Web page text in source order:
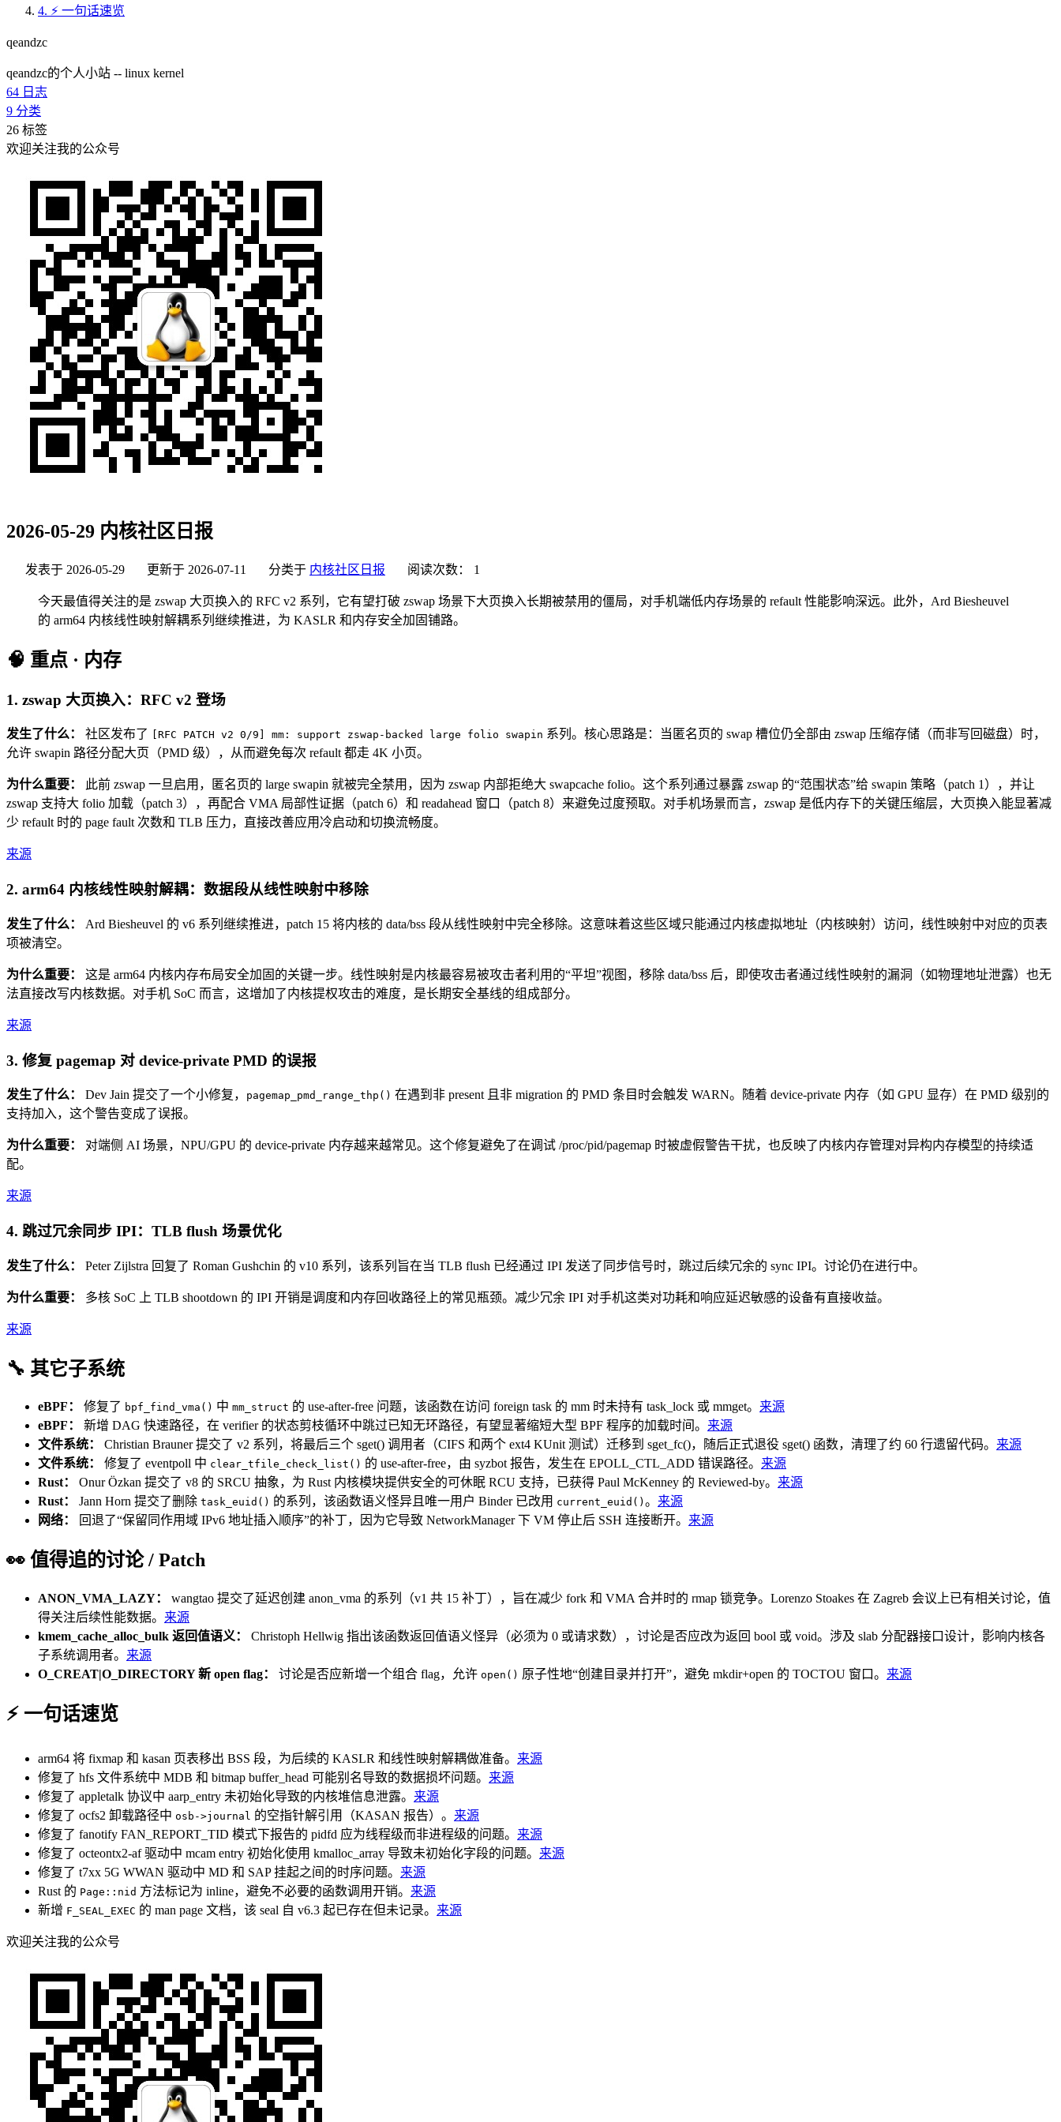
4. ⚡ 一句话速览
qeandzc
qeandzc的个人小站 -- linux kernel
64 日志
9 分类
26 标签
欢迎关注我的公众号
2026-05-29 内核社区日报
发表于 2026-05-29 更新于 2026-07-11 分类于 内核社区日报 阅读次数： 1
今天最值得关注的是 zswap 大页换入的 RFC v2 系列，它有望打破 zswap 场景下大页换入长期被禁用的僵局，对手机端低内存场景的 refault 性能影响深远。此外，Ard Biesheuvel
的 arm64 内核线性映射解耦系列继续推进，为 KASLR 和内存安全加固铺路。
🧠 重点 · 内存
1. zswap 大页换入：RFC v2 登场
发生了什么： 社区发布了 [RFC PATCH v2 0/9] mm: support zswap-backed large folio swapin 系列。核心思路是：当匿名页的 swap 槽位仍全部由 zswap 压缩存储（而非写回磁盘）时，
允许 swapin 路径分配大页（PMD 级），从而避免每次 refault 都走 4K 小页。
为什么重要：
此前 zswap 一旦启用，匿名页的 large swapin 就被完全禁用，因为 zswap 内部拒绝大 swapcache folio。这个系列通过暴露 zswap 的“范围状态”给 swapin 策略（patch 1），并让
zswap 支持大 folio 加载（patch 3），再配合 VMA 局部性证据（patch 6）和 readahead 窗口（patch 8）来避免过度预取。对手机场景而言，zswap 是低内存下的关键压缩层，大页换入能显著减
少 refault 时的 page fault 次数和 TLB 压力，直接改善应用冷启动和切换流畅度。
来源
2. arm64 内核线性映射解耦：数据段从线性映射中移除
发生了什么：
Ard Biesheuvel 的 v6 系列继续推进，patch 15 将内核的 data/bss 段从线性映射中完全移除。这意味着这些区域只能通过内核虚拟地址（内核映射）访问，线性映射中对应的页表
项被清空。
为什么重要：
这是 arm64 内核内存布局安全加固的关键一步。线性映射是内核最容易被攻击者利用的“平坦”视图，移除 data/bss 后，即使攻击者通过线性映射的漏洞（如物理地址泄露）也无
法直接改写内核数据。对手机 SoC 而言，这增加了内核提权攻击的难度，是长期安全基线的组成部分。
来源
3. 修复 pagemap 对 device-private PMD 的误报
发生了什么： Dev Jain 提交了一个小修复， pagemap_pmd_range_thp() 在遇到非 present 且非 migration 的 PMD 条目时会触发 WARN。随着 device-private 内存（如 GPU 显存）在 PMD 级别的
支持加入，这个警告变成了误报。
为什么重要：
对端侧 AI 场景，NPU/GPU 的 device-private 内存越来越常见。这个修复避免了在调试 /proc/pid/pagemap 时被虚假警告干扰，也反映了内核内存管理对异构内存模型的持续适
配。
来源
4. 跳过冗余同步 IPI：TLB flush 场景优化
发生了什么： Peter Zijlstra 回复了 Roman Gushchin 的 v10 系列，该系列旨在当 TLB flush 已经通过 IPI 发送了同步信号时，跳过后续冗余的 sync IPI。讨论仍在进行中。
为什么重要： 多核 SoC 上 TLB shootdown 的 IPI 开销是调度和内存回收路径上的常见瓶颈。减少冗余 IPI 对手机这类对功耗和响应延迟敏感的设备有直接收益。
来源
🔧 其它子系统
eBPF： 修复了 bpf_find_vma() 中 mm_struct 的 use-after-free 问题，该函数在访问 foreign task 的 mm 时未持有 task_lock 或 mmget。 来源
eBPF：
新增 DAG 快速路径，在 verifier 的状态剪枝循环中跳过已知无环路径，有望显著缩短大型 BPF 程序的加载时间。 来源
文件系统：
Christian Brauner 提交了 v2 系列，将最后三个 sget() 调用者（CIFS 和两个 ext4 KUnit 测试）迁移到 sget_fc()，随后正式退役 sget() 函数，清理了约 60 行遗留代码。 来源
文件系统：
修复了 eventpoll 中 clear_tfile_check_list() 的 use-after-free，由 syzbot 报告，发生在 EPOLL_CTL_ADD 错误路径。 来源
Rust：
Onur Özkan 提交了 v8 的 SRCU 抽象，为 Rust 内核模块提供安全的可休眠 RCU 支持，已获得 Paul McKenney 的 Reviewed-by。 来源
Rust：
Jann Horn 提交了删除 task_euid() 的系列，该函数语义怪异且唯一用户 Binder 已改用 current_euid() 。 来源
网络：
回退了“保留同作用域 IPv6 地址插入顺序”的补丁，因为它导致 NetworkManager 下 VM 停止后 SSH 连接断开。 来源
👀 值得追的讨论 / Patch
ANON_VMA_LAZY：
wangtao 提交了延迟创建 anon_vma 的系列（v1 共 15 补丁），旨在减少 fork 和 VMA 合并时的 rmap 锁竞争。Lorenzo Stoakes 在 Zagreb 会议上已有相关讨论，值
得关注后续性能数据。 来源
kmem_cache_alloc_bulk 返回值语义：
Christoph Hellwig 指出该函数返回值语义怪异（必须为 0 或请求数），讨论是否应改为返回 bool 或 void。涉及 slab 分配器接口设计，影响内核各
子系统调用者。 来源
O_CREAT|O_DIRECTORY 新 open flag：
讨论是否应新增一个组合 flag，允许 open() 原子性地“创建目录并打开”，避免 mkdir+open 的 TOCTOU 窗口。 来源
⚡ 一句话速览
arm64 将 fixmap 和 kasan 页表移出 BSS 段，为后续的 KASLR 和线性映射解耦做准备。 来源
修复了 hfs 文件系统中 MDB 和 bitmap buffer_head 可能别名导致的数据损坏问题。 来源
修复了 appletalk 协议中 aarp_entry 未初始化导致的内核堆信息泄露。 来源
修复了 ocfs2 卸载路径中 osb->journal 的空指针解引用（KASAN 报告）。 来源
修复了 fanotify FAN_REPORT_TID 模式下报告的 pidfd 应为线程级而非进程级的问题。 来源
修复了 octeontx2-af 驱动中 mcam entry 初始化使用 kmalloc_array 导致未初始化字段的问题。 来源
修复了 t7xx 5G WWAN 驱动中 MD 和 SAP 挂起之间的时序问题。 来源
Rust 的 Page::nid 方法标记为 inline，避免不必要的函数调用开销。 来源
新增 F_SEAL_EXEC 的 man page 文档，该 seal 自 v6.3 起已存在但未记录。 来源
欢迎关注我的公众号